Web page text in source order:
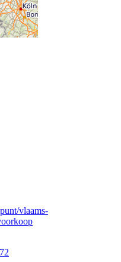
vlaams-